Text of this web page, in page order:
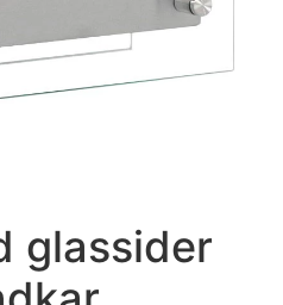
glassider